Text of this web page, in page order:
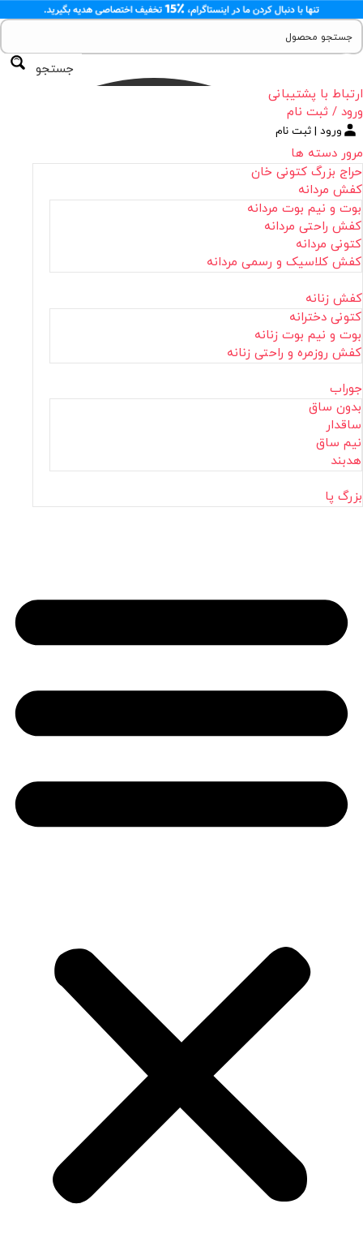
جستجو
ارتباط با پشتیبانی
ورود / ثبت نام
ورود | ثبت نام
مرور دسته ها
حراج بزرگ کتونی خان
کفش مردانه
بوت و نیم بوت مردانه
کفش راحتی مردانه
کتونی مردانه
کفش کلاسیک و رسمی مردانه
کفش زنانه
کتونی دخترانه
بوت و نیم بوت زنانه
کفش روزمره و راحتی زنانه
جوراب
بدون ساق
ساقدار
نیم ساق
هدبند
بزرگ پا